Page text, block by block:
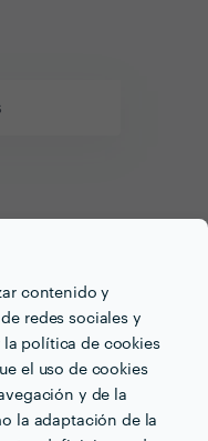
contenido y
redes sociales y
la política de cookies
el uso de cookies
y de la
la adaptación de la
el apoyo de quien
personal,
más.